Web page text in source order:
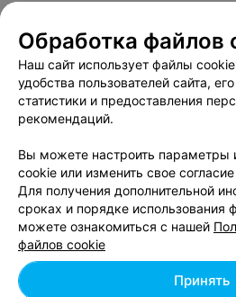
Вакансии
Публичный
Публичный договор по
«Афиша»
Пользовательское
Связаться по вопросам
Написать
Персональные
Обработка
Обработка файлов
Наш сайт использует файлы
удобства пользователей сайта,
статистики и предоставления
рекомендаций.
Вы можете настроить параметры
cookie или изменить свое
Для получения дополнительной
сроках и порядке использования
можете ознакомиться с нашей
файлов cookie
Принять